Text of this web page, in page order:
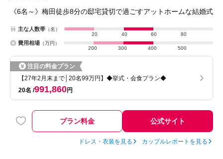
《6名～》梅田徒歩8分の邸宅貸切で過ごすアットホームな結婚式
主な人数帯 （名）
20
40 60 80
費用相場 （万円）
200
300 400 500
注目の料金プラン
【27年2月末まで│20名99万円】◆挙式・会食プラン◆
20名 991,860円
プラン料金 公式サイト
ドレス・衣装を見る カップルレポートを見る